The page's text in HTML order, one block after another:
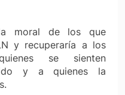
moral de los que
y recuperaría a los
se sienten
y a quienes la